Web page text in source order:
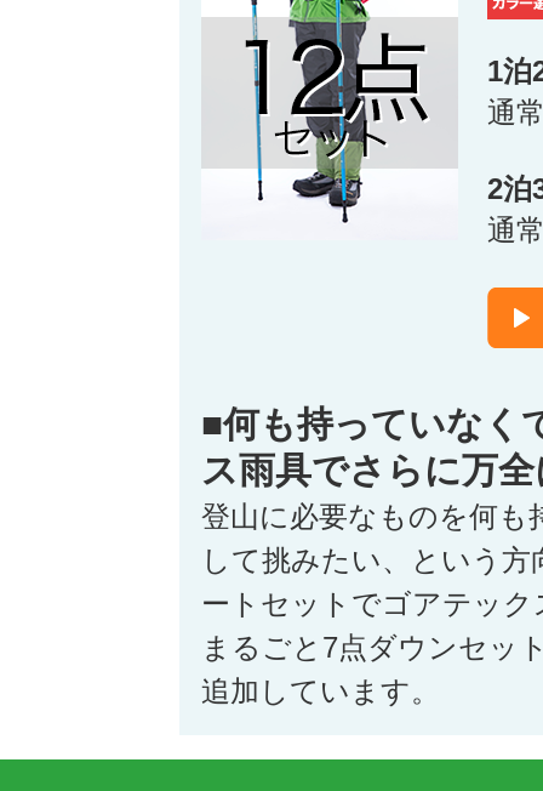
1泊
通
2泊
通
■何も持っていなく
ス雨具でさらに万全
登山に必要なものを何も
して挑みたい、という
ートセットでゴアテッ
まるごと7点ダウンセッ
追加しています。